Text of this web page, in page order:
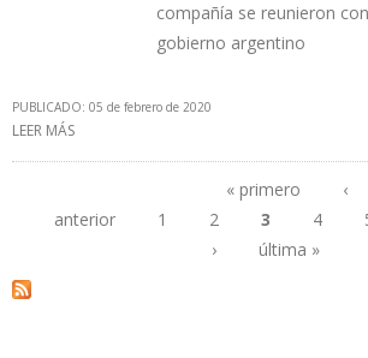
compañía se reunieron
gobierno argentino
PUBLICADO: 05 de febrero de 2020
LEER MÁS
Páginas
« primero
‹
anterior
1 2 3 4
›
última »